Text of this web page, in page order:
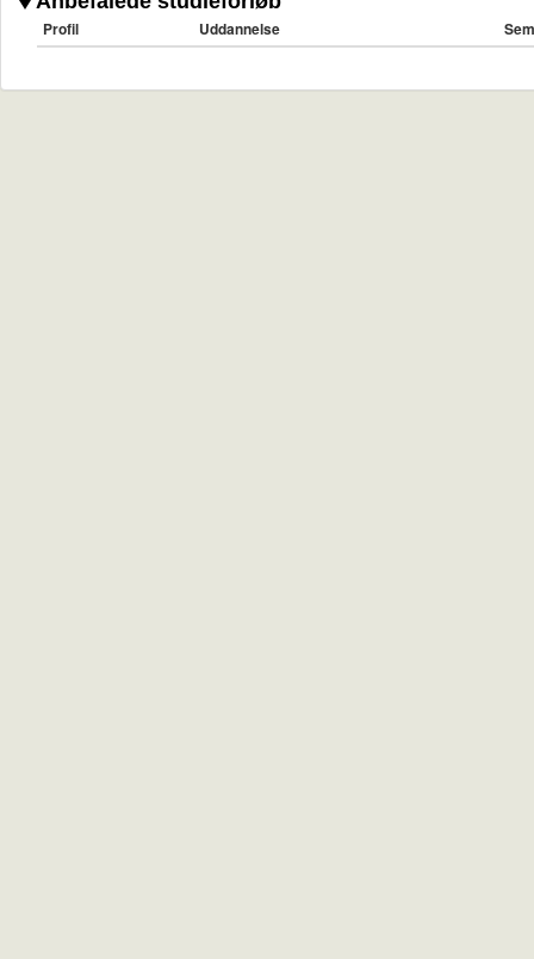
Profil Uddannelse